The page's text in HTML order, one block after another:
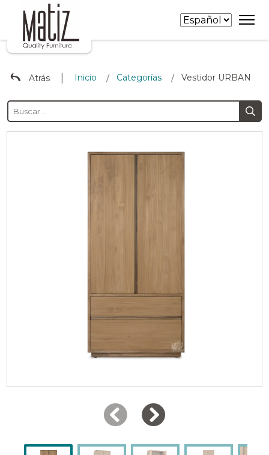
Atrás Inicio / Categorías / Vestidor URBAN